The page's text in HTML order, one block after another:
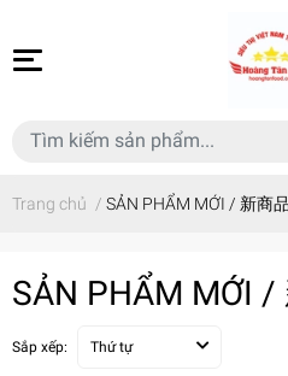
Trang chủ / SẢN PHẨM MỚI / 新商品
SẢN PHẨM MỚI /
Sắp xếp: Thứ tự